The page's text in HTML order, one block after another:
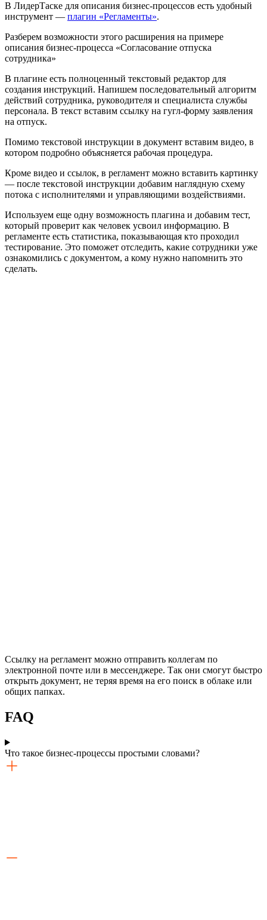
В ЛидерТаске для описания бизнес-процессов есть удобный
инструмент — плагин «Регламенты».
Разберем возможности этого расширения на примере
описания бизнес-процесса «Согласование отпуска
сотрудника»
В плагине есть полноценный текстовый редактор для
создания инструкций. Напишем последовательный алгоритм
действий сотрудника, руководителя и специалиста службы
персонала. В текст вставим ссылку на гугл-форму заявления
на отпуск.
Помимо текстовой инструкции в документ вставим видео, в
котором подробно объясняется рабочая процедура.
Кроме видео и ссылок, в регламент можно вставить картинку
— после текстовой инструкции добавим наглядную схему
потока с исполнителями и управляющими воздействиями.
Используем еще одну возможность плагина и добавим тест,
который проверит как человек усвоил информацию. В
регламенте есть статистика, показывающая кто проходил
тестирование. Это поможет отследить, какие сотрудники уже
ознакомились с документом, а кому нужно напомнить это
сделать.
Ссылку на регламент можно отправить коллегам по
электронной почте или в мессенджере. Так они смогут быстро
открыть документ, не теряя время на его поиск в облаке или
общих папках.
FAQ
Что такое бизнес-процессы простыми словами?